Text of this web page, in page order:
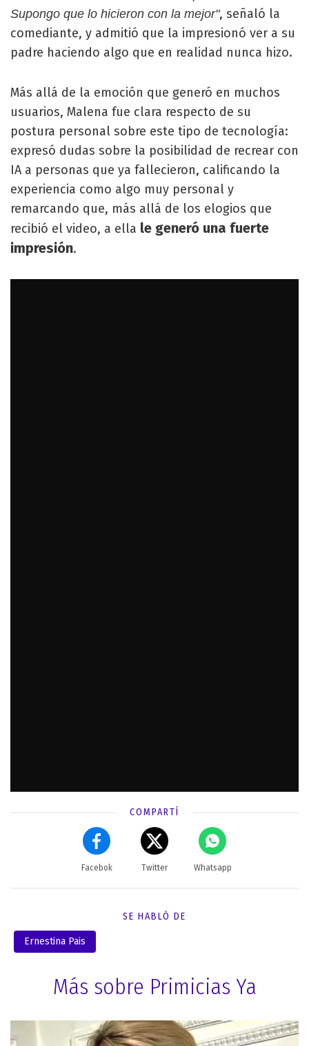
Supongo que lo hicieron con la mejor", señaló la
comediante, y admitió que la impresionó ver a su
padre haciendo algo que en realidad nunca hizo.
Más allá de la emoción que generó en muchos
usuarios, Malena fue clara respecto de su
postura personal sobre este tipo de tecnología:
expresó dudas sobre la posibilidad de recrear con
IA a personas que ya fallecieron, calificando la
experiencia como algo muy personal y
remarcando que, más allá de los elogios que
recibió el video, a ella le generó una fuerte
impresión.
COMPARTÍ
Facebok Twitter Whatsapp
SE HABLÓ DE
Ernestina Pais
Más sobre Primicias Ya